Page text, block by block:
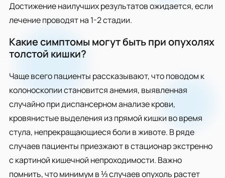
Достижение наилучших результатов ожидается, если
лечение проводят на 1-2 стадии.
Какие симптомы могут быть при опухолях
толстой кишки?
Чаще всего пациенты рассказывают, что поводом к
колоноскопии становится анемия, выявленная
случайно при диспансерном анализе крови,
кровянистые выделения из прямой кишки во время
стула, непрекращающиеся боли в животе. В ряде
случаев пациенты приезжают в стационар экстренно
с картиной кишечной непроходимости. Важно
помнить, что минимум в ⅓ случаев опухоль растет